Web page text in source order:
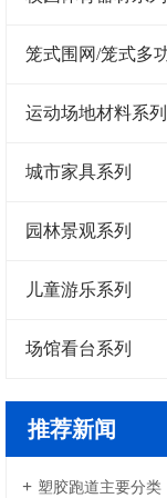
笼式围网/笼式多
运动场地材料系列
城市家具系列
园林景观系列
儿童游乐系列
场馆看台系列
推荐新闻
塑胶跑道主要分类